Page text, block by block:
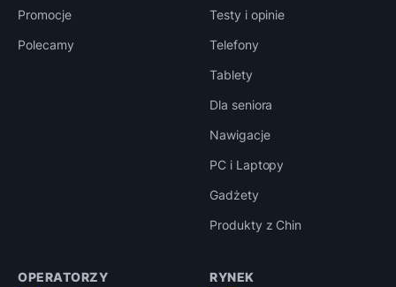
Promocje
Polecamy
Testy i opinie
Telefony
Tablety
Dla seniora
Nawigacje
PC i Laptopy
Gadżety
Produkty z Chin
OPERATORZY RYNEK